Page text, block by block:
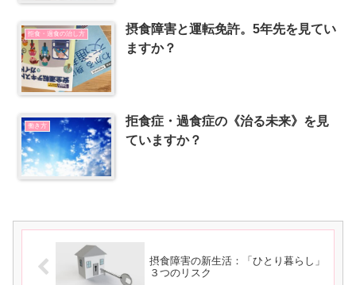
拒食・過食の治し方
摂食障害と運転免許。5年先を見てい
ますか？
働き方
拒食症・過食症の《治る未来》を見
ていますか？
摂食障害の新生活：「ひとり暮らし」
３つのリスク